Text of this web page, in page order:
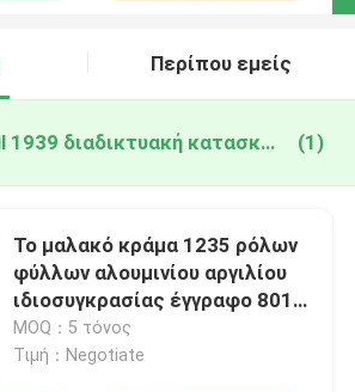
Περίπου εμείς
aluminum foil 1939 διαδικτυακή κατασκευή (1)
Το μαλακό κράμα 1235 ρόλων
φύλλων αλουμινίου αργιλίου
ιδιοσυγκρασίας έγγραφο 8011
το 1939 υποστήρίξε την
τσάντα σακουλών στάσεων με
MOQ：5 τόνος
Τιμή：Negotiate